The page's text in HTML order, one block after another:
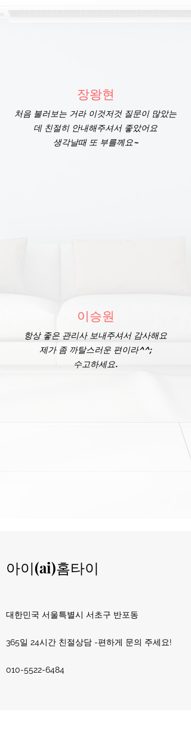
장왕현
처음 불러보는 거라 이것저것 질문이 많았는
데 친절히 안내해주셔서 좋았어요
생각날때 또 부를께요~
이승원
항상 좋은 관리사 보내주셔서 감사해요
제가 좀 까탈스러운 편이라^^;
​수고하세요.
아이(ai)홈타이
​대한민국 서울특별시 서초구 반포동
365일 24시간 친절상담 -편하게 문의 주세요!
010-5522-6484